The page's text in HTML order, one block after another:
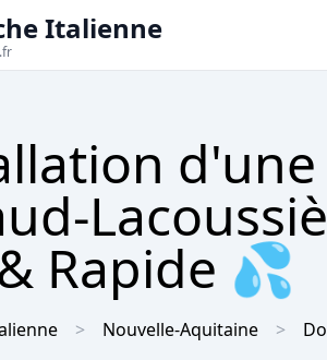
Italienne
Rapide 💦
Nouvelle-Aquitaine